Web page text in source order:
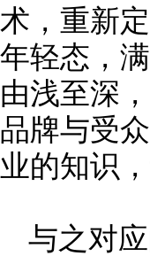
术，重新
年轻态，
由浅至深
品牌与受
业的知识
与之对